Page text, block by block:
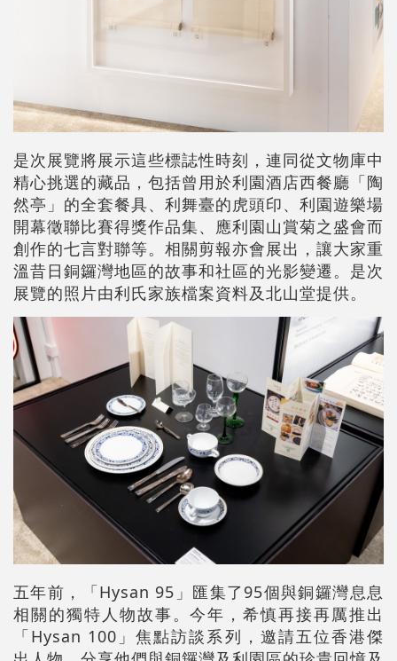
是次展覽將展示這些標誌性時刻，連同從文物庫中
精心挑選的藏品，包括曾用於利園酒店西餐廳「陶
然亭」的全套餐具、利舞臺的虎頭印、利園遊樂場
開幕徵聯比賽得獎作品集、應利園山賞菊之盛會而
創作的七言對聯等。相關剪報亦會展出，讓大家重
溫昔日銅鑼灣地區的故事和社區的光影變遷。 是次
展覽的照片由利氏家族檔案資料及北山堂提供。
五年前，「Hysan 95」匯集了95個與銅鑼灣息息
相關的獨特人物故事。今年，希慎再接再厲推出
「Hysan 100」焦點訪談系列，邀請五位香港傑